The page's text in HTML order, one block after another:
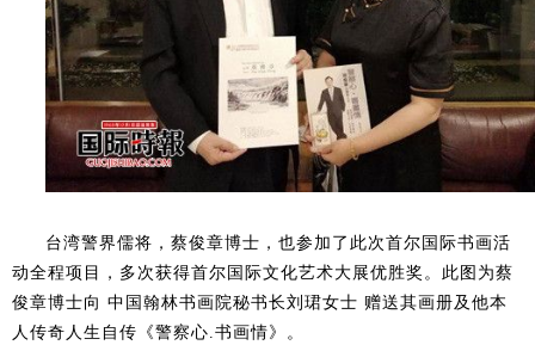
台湾警界儒将，蔡俊章博士，也参加了此次首尔国际书画活
动全程项目，多次获得首尔国际文化艺术大展优胜奖。此图为蔡
俊章博士向 中国翰林书画院秘书长刘珺女士 赠送其画册及他本
人传奇人生自传《警察心.书画情》。